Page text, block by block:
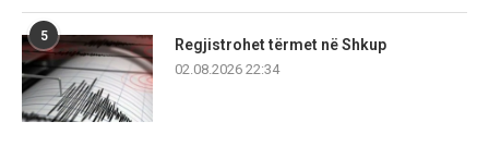
5
Regjistrohet tërmet në Shkup
02.08.2026 22:34